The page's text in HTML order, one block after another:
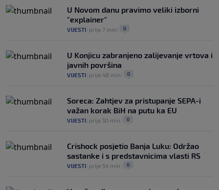
eura stigao na Santiago Bernabeu
| 0
U Novom danu pravimo veliki izborni
"explainer"
VIJESTI prije 7 min 0
U Konjicu zabranjeno zalijevanje vrtova i
javnih površina
VIJESTI prije 48 min 0
Soreca: Zahtjev za pristupanje SEPA-i
važan korak BiH na putu ka EU
VIJESTI prije 50 min 0
Crishock posjetio Banja Luku: Održao
sastanke i s predstavnicima vlasti RS
VIJESTI prije 54 min 0